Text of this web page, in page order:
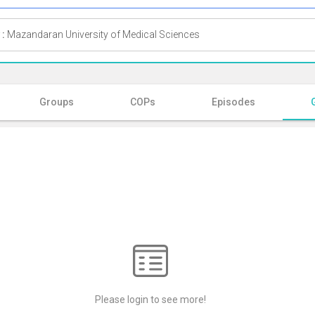
Mazandaran University of Medical Sciences
Groups COPs Episodes
Please login to see more!